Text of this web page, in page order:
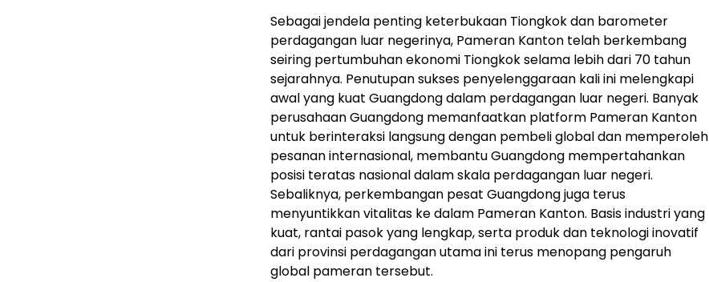
Sebagai jendela penting keterbukaan Tiongkok dan barometer
perdagangan luar negerinya, Pameran Kanton telah berkembang
seiring pertumbuhan ekonomi Tiongkok selama lebih dari 70 tahun
sejarahnya. Penutupan sukses penyelenggaraan kali ini melengkapi
awal yang kuat Guangdong dalam perdagangan luar negeri. Banyak
perusahaan Guangdong memanfaatkan platform Pameran Kanton
untuk berinteraksi langsung dengan pembeli global dan memperoleh
pesanan internasional, membantu Guangdong mempertahankan
posisi teratas nasional dalam skala perdagangan luar negeri.
Sebaliknya, perkembangan pesat Guangdong juga terus
menyuntikkan vitalitas ke dalam Pameran Kanton. Basis industri yang
kuat, rantai pasok yang lengkap, serta produk dan teknologi inovatif
dari provinsi perdagangan utama ini terus menopang pengaruh
global pameran tersebut.